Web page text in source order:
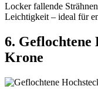
Locker fallende
Leichtigkeit – ideal für
6.
Krone